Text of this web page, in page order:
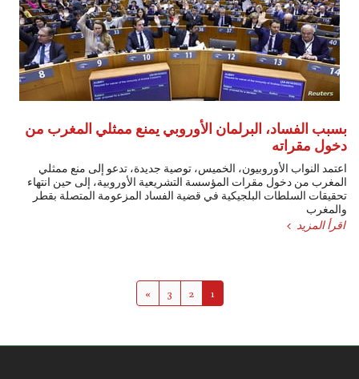
بسبب الفساد، البرلمان الأوروبي يمنع ممثلي المغرب من
دخول مقراته
اعتمد النواب الأوروبيون، الخميس، توصية جديدة، تدعو إلى منع ممثلي
المغرب من دخول مقرات المؤسسة التشريعية الأوروبية، إلى حين انتهاء
تحقيقات السلطات البلجيكية في قضية الفساد المزعومة المتصلة بقطر
والمغرب
اقرأ المزيد
1
2
3
»